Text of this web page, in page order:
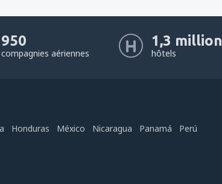
950
compagnies aériennes
1,3 million
hôtels
Honduras México Nicaragua Panamá
Perú